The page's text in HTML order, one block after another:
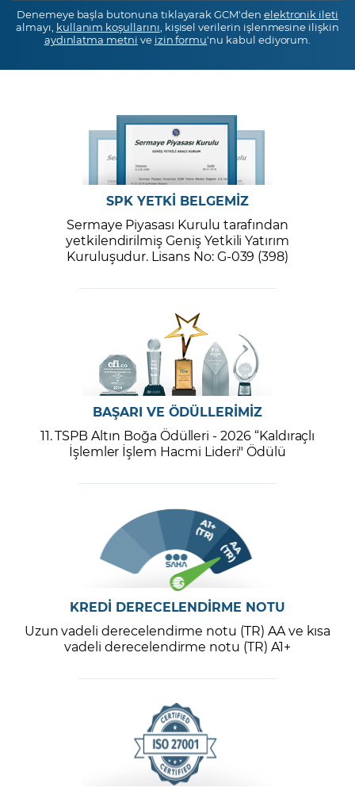
Denemeye başla butonuna tıklayarak GCM'den elektronik ileti
almayı, kullanım koşullarını , kişisel verilerin işlenmesine ilişkin
aydınlatma metni ve izin formu'nu kabul ediyorum.
SPK YETKİ BELGEMİZ
Sermaye Piyasası Kurulu tarafından
yetkilendirilmiş Geniş Yetkili Yatırım
Kuruluşudur. Lisans No: G-039 (398)
BAŞARI VE ÖDÜLLERİMİZ
11. TSPB Altın Boğa Ödülleri - 2026 “Kaldıraçlı
İşlemler İşlem Hacmi Lideri" Ödülü
KREDİ DERECELENDİRME NOTU
Uzun vadeli derecelendirme notu (TR) AA ve kısa
vadeli derecelendirme notu (TR) A1+